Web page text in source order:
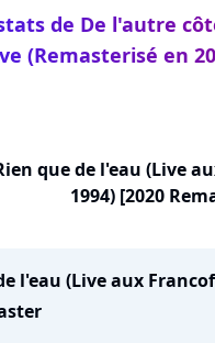
de De l'autre
(Remasterisé en
que de l'eau (Live
1994) [2020
l'eau (Live aux